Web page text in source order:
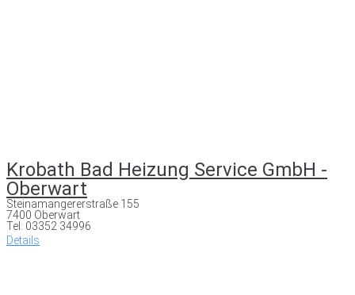
Krobath Bad Heizung Service GmbH -
Oberwart
Steinamangererstraße 155
7400 Oberwart
Tel: 03352 34996
Details